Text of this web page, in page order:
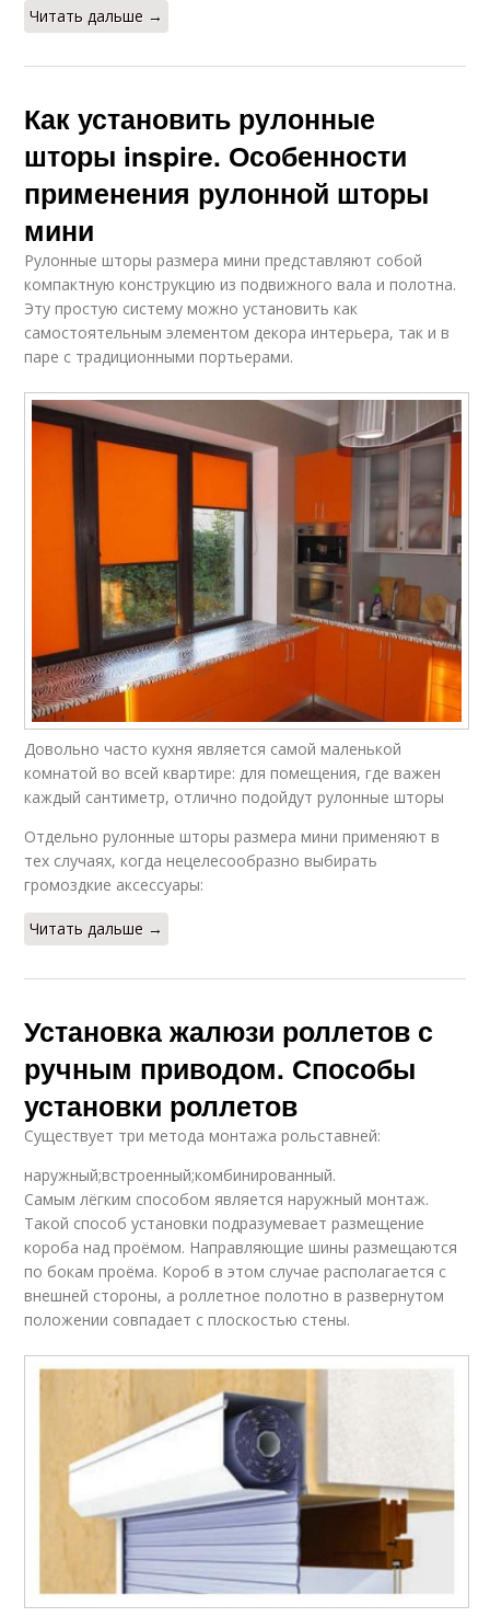
Читать дальше →
Как установить рулонные
шторы inspire. Особенности
применения рулонной шторы
мини
Рулонные шторы размера мини представляют собой
компактную конструкцию из подвижного вала и полотна.
Эту простую систему можно установить как
самостоятельным элементом декора интерьера, так и в
паре с традиционными портьерами.
Довольно часто кухня является самой маленькой
комнатой во всей квартире: для помещения, где важен
каждый сантиметр, отлично подойдут рулонные шторы
Отдельно рулонные шторы размера мини применяют в
тех случаях, когда нецелесообразно выбирать
громоздкие аксессуары:
Читать дальше →
Установка жалюзи роллетов с
ручным приводом. Способы
установки роллетов
Существует три метода монтажа рольставней:
наружный;встроенный;комбинированный.
Самым лёгким способом является наружный монтаж.
Такой способ установки подразумевает размещение
короба над проёмом. Направляющие шины размещаются
по бокам проёма. Короб в этом случае располагается с
внешней стороны, а роллетное полотно в развернутом
положении совпадает с плоскостью стены.